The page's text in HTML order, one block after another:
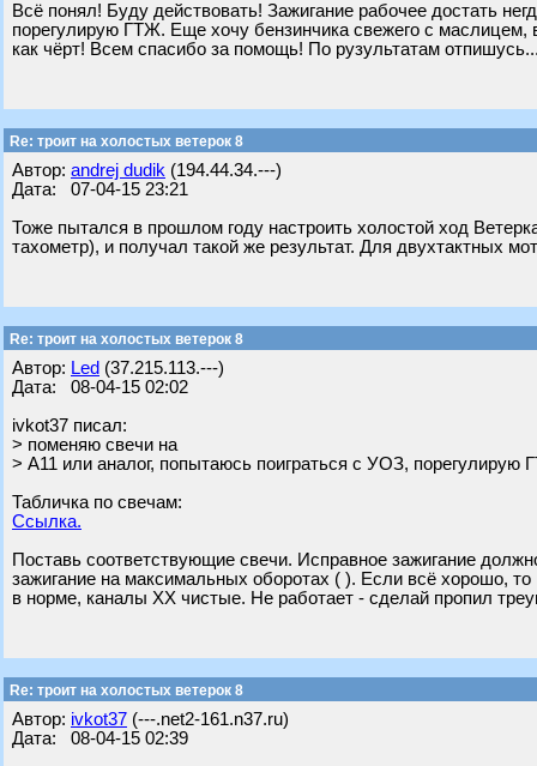
Всё понял! Буду действовать! Зажигание рабочее достать
порегулирую ГТЖ. Еще хочу бензинчика свежего с маслицем,
как чёрт! Всем спасибо за помощь! По рузультатам
Re: троит на холостых ветерок 8
Автор: andrej dudik (194.44.34.---)
Дата: 07-04-15 23:21
Тоже пытался в прошлом году настроить холостой ход
тахометр), и получал такой же результат. Для двухтактных
Re: троит на холостых ветерок 8
Автор: Led (37.215.113.---)
Дата: 08-04-15 02:02
ivkot37 писал:
> поменяю свечи на
> А11 или аналог, попытаюсь поиграться с УОЗ, порегулирую
Табличка по свечам:
Ссылка.
Поставь соответствующие свечи. Исправное зажигание
зажигание на максимальных оборотах ( ). Если всё хорошо,
в норме, каналы ХХ чистые. Не работает - сделай пропил
Re: троит на холостых ветерок 8
Автор: ivkot37 (---.net2-161.n37.ru)
Дата: 08-04-15 02:39